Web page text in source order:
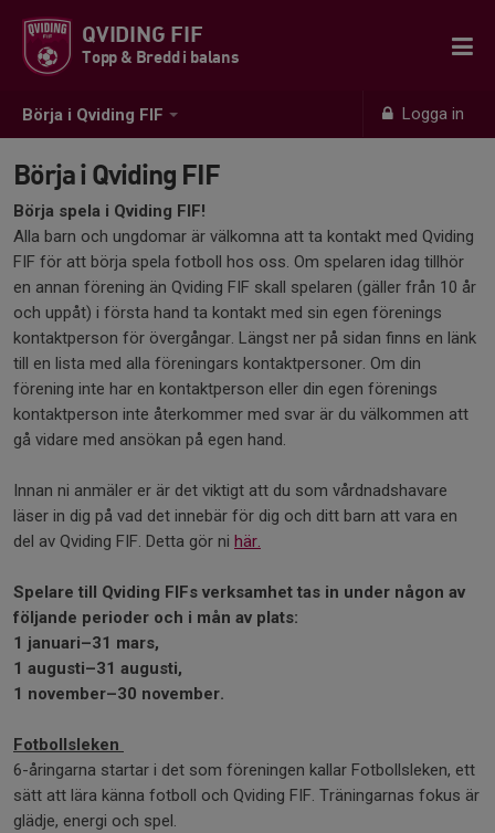
Börja i Qviding FIF Logga in
QVIDING FIF
Topp & Bredd i balans
Börja i Qviding FIF
Börja spela i Qviding FIF!
Alla barn och ungdomar är välkomna att ta kontakt med Qviding
FIF för att börja spela fotboll hos oss. Om spelaren idag tillhör
en annan förening än Qviding FIF skall spelaren (gäller från 10 år
och uppåt) i första hand ta kontakt med sin egen förenings
kontaktperson för övergångar. Längst ner på sidan finns en länk
till en lista med alla föreningars kontaktpersoner. Om din
förening inte har en kontaktperson eller din egen förenings
kontaktperson inte återkommer med svar är du välkommen att
gå vidare med ansökan på egen hand.
Innan ni anmäler er är det viktigt att du som vårdnadshavare
läser in dig på vad det innebär för dig och ditt barn att vara en
del av Qviding FIF. Detta gör ni här.
Spelare till Qviding FIFs verksamhet tas in under någon av
följande perioder och i mån av plats:
1 januari–31 mars,
1 augusti–31 augusti,
1 november–30 november.
Fotbollsleken
6-åringarna startar i det som föreningen kallar Fotbollsleken, ett
sätt att lära känna fotboll och Qviding FIF. Träningarnas fokus är
glädje, energi och spel.